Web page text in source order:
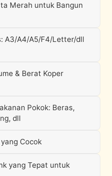
Merah untuk Bangun
A3/A4/A5/F4/Letter/dll
& Berat Koper
Pokok: Beras,
dll
Cocok
yang Tepat untuk